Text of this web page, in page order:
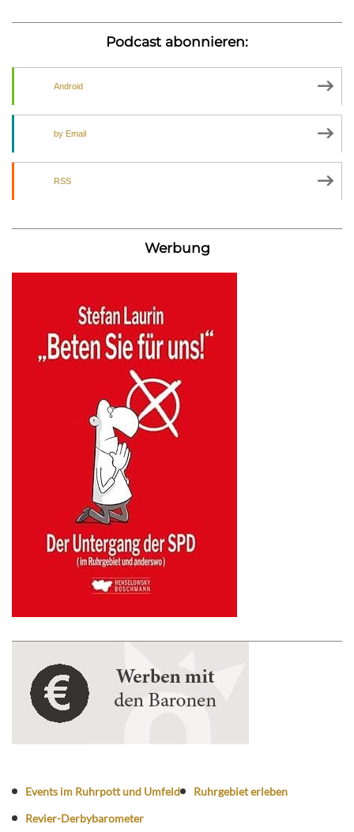
Podcast abonnieren:
Android
by Email
RSS
Werbung
Events im Ruhrpott und Umfeld
Ruhrgebiet erleben
Revier-Derbybarometer